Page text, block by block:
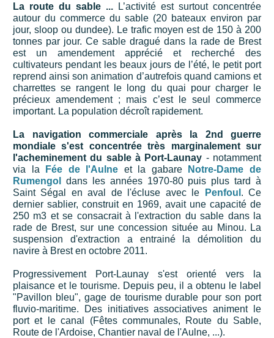
La route du sable ...
L’activité est surtout concentrée
autour du commerce du sable (20 bateaux environ par
jour, sloop ou dundee). Le trafic moyen est de 150 à 200
tonnes par jour. Ce sable dragué dans la rade de Brest
est un amendement apprécié et recherché des
cultivateurs pendant les beaux jours de l’été, le petit port
reprend ainsi son animation d’autrefois quand camions et
charrettes se rangent le long du quai pour charger le
précieux amendement ; mais c’est le seul commerce
important. La population décroît rapidement.
La navigation commerciale après la 2nd guerre
mondiale s'est concentrée très marginalement sur
l'acheminement du sable à Port-Launay - notamment
via la
Fée de l'Aulne et la gabare
Notre-Dame de
Rumengol
dans les années 1970-80 puis plus tard à
Saint Ségal en aval de l'écluse avec le
Penfoul . Ce
dernier sablier, construit en 1969, avait une capacité de
250 m3 et se consacrait à l'extraction du sable dans la
rade de Brest, sur une concession située au Minou. La
suspension d'extraction a entrainé la démolition du
navire à Brest en octobre 2011.
Progressivement Port-Launay s'est orienté vers la
plaisance et le tourisme. Depuis peu, il a obtenu le label
"Pavillon bleu", gage de tourisme durable pour son port
fluvio-maritime. Des initiatives associatives animent le
port et le canal (Fêtes communales, Route du Sable,
Route de l'Ardoise, Chantier naval de l'Aulne, ...).